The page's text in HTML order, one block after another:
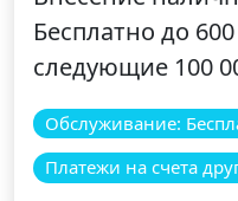
Бесплатно до
следующие 100
Обслуживание:
Платежи на счета